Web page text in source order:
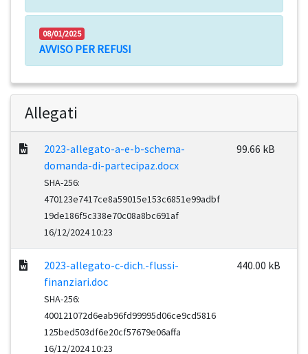
08/01/2025
AVVISO PER REFUSI
Allegati
2023-allegato-a-e-b-schema-
domanda-di-partecipaz.docx
SHA-256:
470123e7417ce8a59015e153c6851e99adbf
19de186f5c338e70c08a8bc691af
16/12/2024 10:23
99.66 kB
2023-allegato-c-dich.-flussi-
finanziari.doc
SHA-256:
400121072d6eab96fd99995d06ce9cd5816
125bed503df6e20cf57679e06affa
16/12/2024 10:23
440.00 kB